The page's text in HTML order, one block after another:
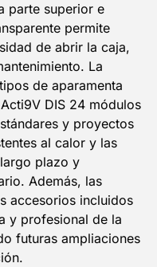
parte superior e
permite
de abrir la caja,
La
de aparamenta
DIS 24 módulos
y proyectos
al calor y las
plazo y
Además, las
accesorios incluidos
y profesional de la
futuras ampliaciones